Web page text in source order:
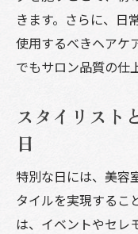
きます。さらに、日
使用するべきヘアケ
でもサロン品質の仕
スタイリスト
日
特別な日には、美容
タイルを実現するこ
は、イベントやセレ